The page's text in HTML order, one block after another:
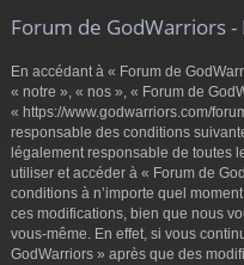
ci s
Forum de GodWarriors
En accédant à « Forum de
« notre », « nos », « Forum de
« https://www.godwarriors.com/
responsable des conditions
légalement responsable de toutes
utiliser et accéder à « Forum de
conditions à n’importe quel
ces modifications, bien que nous
vous-même. En effet, si vous
GodWarriors » après que des